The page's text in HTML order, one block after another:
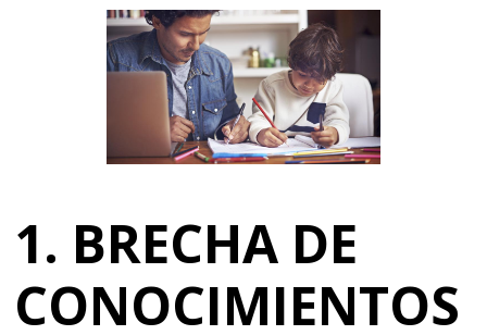
1. BRECHA DE
CONOCIMIENTOS